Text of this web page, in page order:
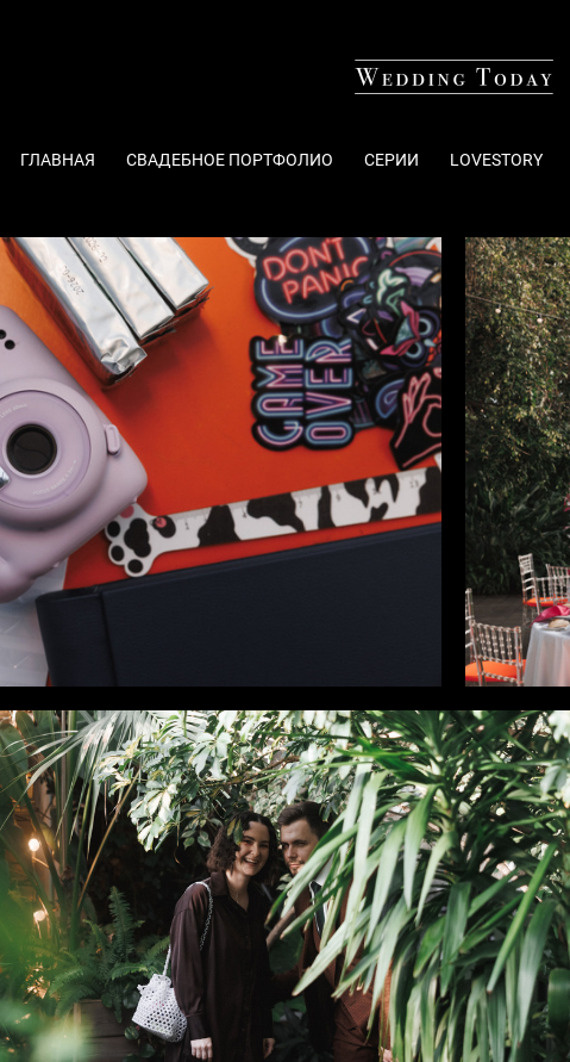
ГЛАВНАЯ СВАДЕБНОЕ ПОРТФОЛИО СЕРИИ LOVESTORY